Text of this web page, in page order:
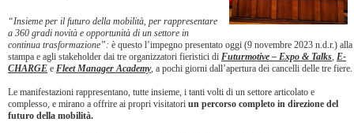
“Insieme per il futuro della mobilità, per rappresentare
a 360 gradi novità e opportunità di un settore in
continua trasformazione”: è questo l’impegno presentato oggi (9 novembre 2023 n.d.r.) alla
stampa e agli stakeholder dai tre organizzatori fieristici di Futurmotive – Expo & Talks, E-
CHARGE e Fleet Manager Academy, a pochi giorni dall’apertura dei cancelli delle tre fiere.
Le manifestazioni rappresentano, tutte insieme, i tanti volti di un settore articolato e
complesso, e mirano a offrire ai propri visitatori un percorso completo in direzione del
futuro della mobilità.